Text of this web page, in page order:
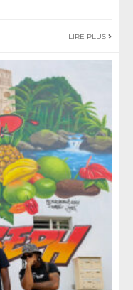
LIRE PLUS